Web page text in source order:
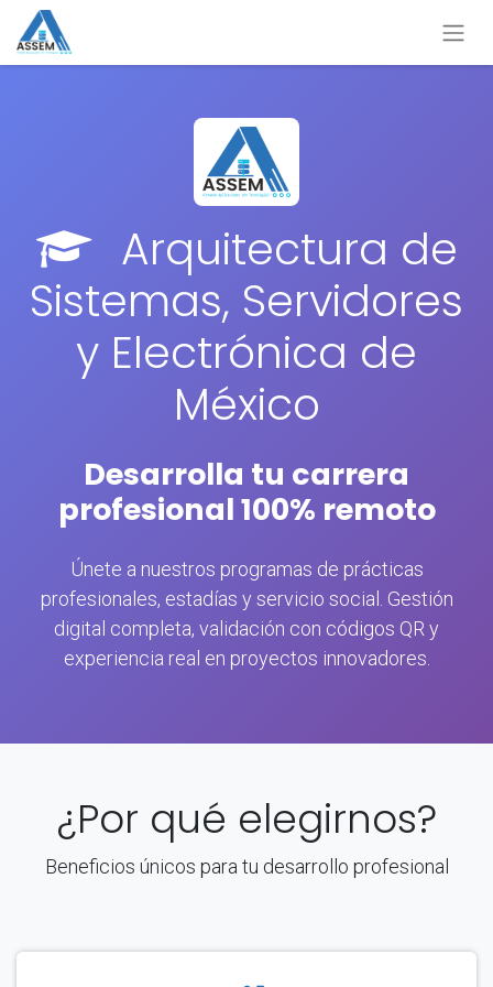
Arquitectura de
Sistemas, Servidores
y Electrónica de
México
Desarrolla tu carrera
profesional 100% remoto
Únete a nuestros programas de prácticas
profesionales, estadías y servicio social. Gestión
digital completa, validación con códigos QR y
experiencia real en proyectos innovadores.
¿Por qué elegirnos?
Beneficios únicos para tu desarrollo profesional